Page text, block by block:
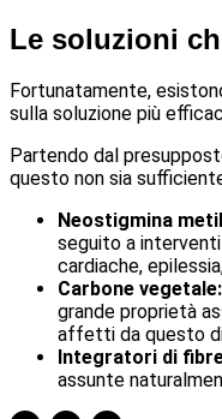
Le soluzioni
Fortunatamente,
sulla soluzione più
Partendo dal
questo non sia
Neostigmina
seguito a
cardiache,
Carbone vegetale:
grande proprietà
affetti da questo
Integratori di
assunte